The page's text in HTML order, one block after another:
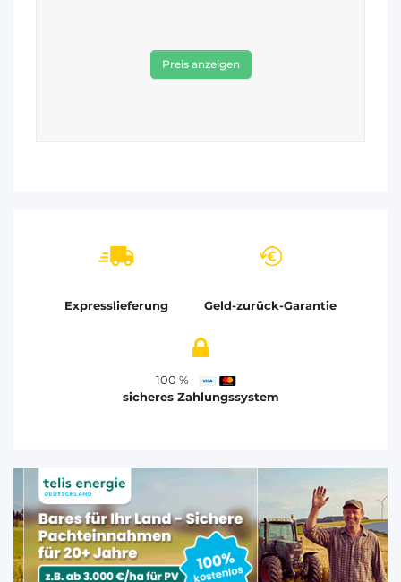
Preis anzeigen
Expresslieferung Geld-zurück-Garantie
100 %
sicheres Zahlungssystem